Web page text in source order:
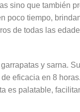
sino que también
poco tiempo,
de todas las
y sarna.
eficacia en 8
es palatable,